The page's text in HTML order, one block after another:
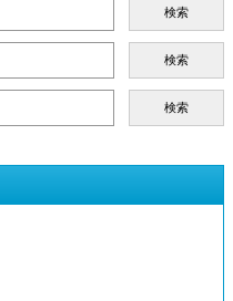
検索
検索
検索